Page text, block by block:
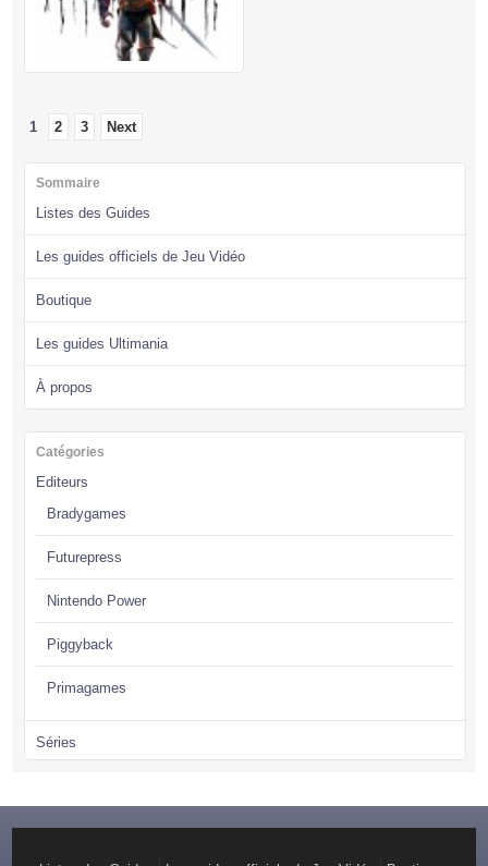
1 2 3 Next
Sommaire
Listes des Guides
Les guides officiels de Jeu Vidéo
Boutique
Les guides Ultimania
À propos
Catégories
Editeurs
Bradygames
Futurepress
Nintendo Power
Piggyback
Primagames
Séries
Battlefield